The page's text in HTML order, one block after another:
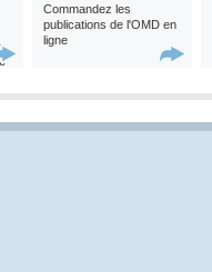
Commandez les
publications de l'OMD en
ligne